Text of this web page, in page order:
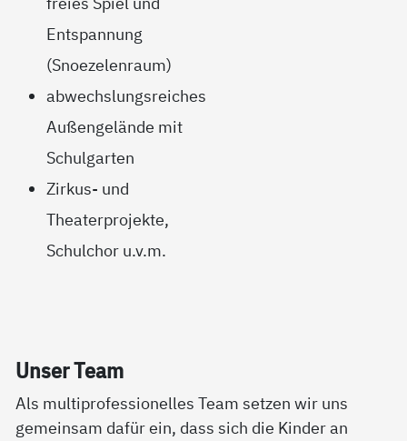
Entspannung
(Snoezelenraum)
abwechslungsreiches
Außengelände mit
Schulgarten
Zirkus- und
Theaterprojekte,
Schulchor u.v.m.
Un­ser Team
Als multiprofessionelles Team setzen wir uns
gemeinsam dafür ein, dass sich die Kinder an